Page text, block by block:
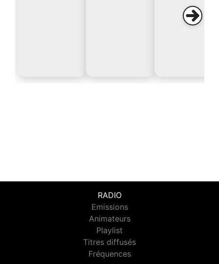
RADIO
Emissions
Animateurs
Playlist
Titres diffusés
Fréquences